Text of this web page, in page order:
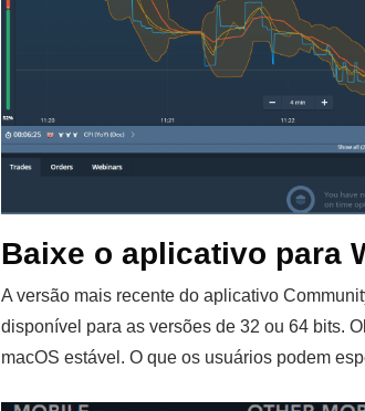
Baixe o aplicativo para
A versão mais recente do aplicativo
disponível para as versões de 32 ou 64 bits.
macOS estável. O que os usuários podem